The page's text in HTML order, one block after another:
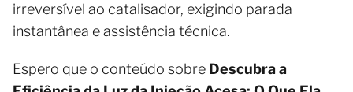
irreversível ao catalisador, exigindo parada
instantânea e assistência técnica.
Espero que o conteúdo sobre Descubra a